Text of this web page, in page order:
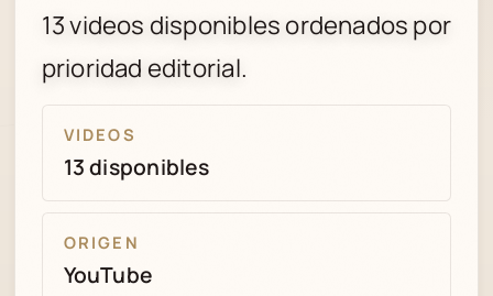
13 videos disponibles ordenados por
prioridad editorial.
VIDEOS
13 disponibles
ORIGEN
YouTube